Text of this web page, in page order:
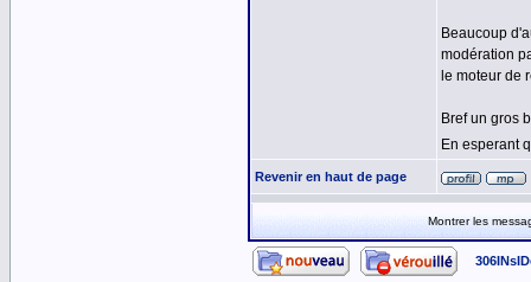
Beaucoup
modération
le moteur de
Bref un gros
En esperant
Revenir en haut de page
Montrer les